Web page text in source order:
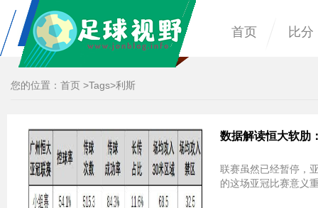
首页 比分
您的位置： 首页 >Tags>利斯
数据解读恒大软肋
联赛虽然已经暂停，
的这场亚冠比赛意义